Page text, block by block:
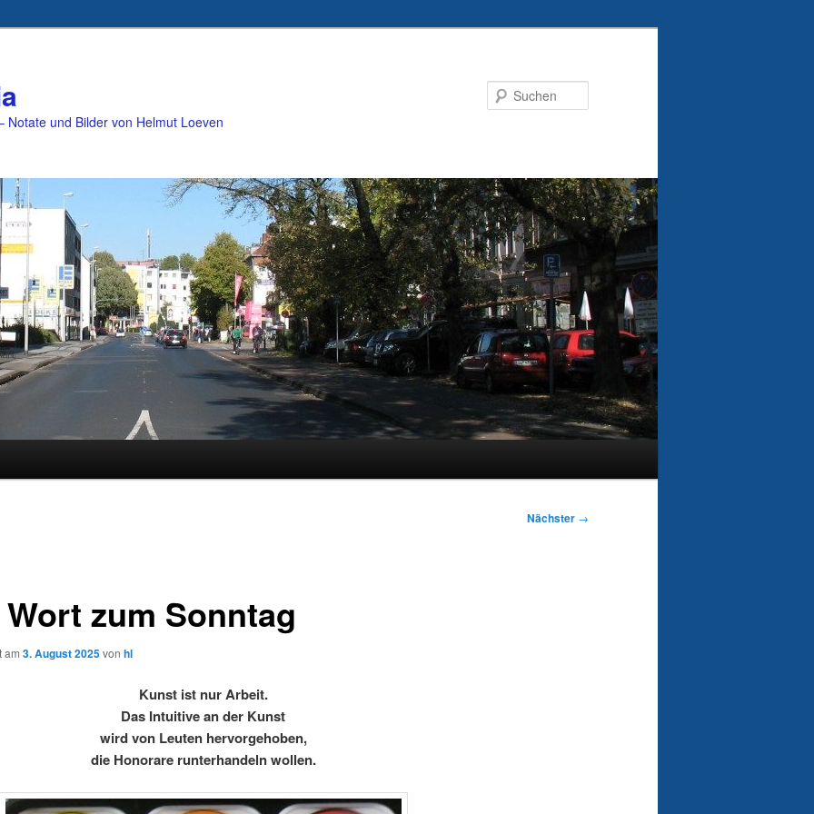
Notate und Bilder von Helmut Loeven
Nächster →
Wort zum Sonntag
am 3. August 2025von hl
Kunst ist nur Arbeit.
Das Intuitive an der Kunst
wird von Leuten hervorgehoben,
die Honorare runterhandeln wollen.